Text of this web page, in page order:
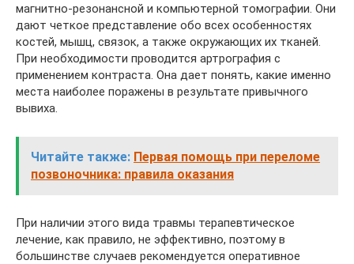
магнитно-резонансной и компьютерной томографии. Они
дают четкое представление обо всех особенностях
костей, мышц, связок, а также окружающих их тканей.
При необходимости проводится артрография с
применением контраста. Она дает понять, какие именно
места наиболее поражены в результате привычного
вывиха.
Читайте также: Первая помощь при переломе
позвоночника: правила оказания
При наличии этого вида травмы терапевтическое
лечение, как правило, не эффективно, поэтому в
большинстве случаев рекомендуется оперативное